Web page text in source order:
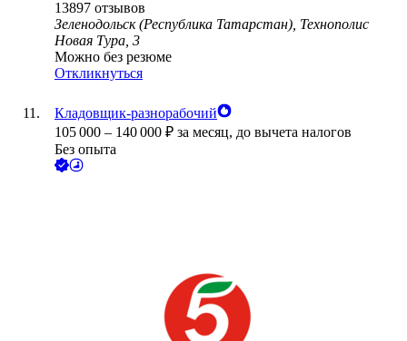
13897 отзывов
Зеленодольск (Республика Татарстан), Технополис
Новая Тура, 3
Можно без резюме
Откликнуться
Кладовщик-разнорабочий
105 000 – 140 000 ₽ за месяц, до вычета налогов
Без опыта